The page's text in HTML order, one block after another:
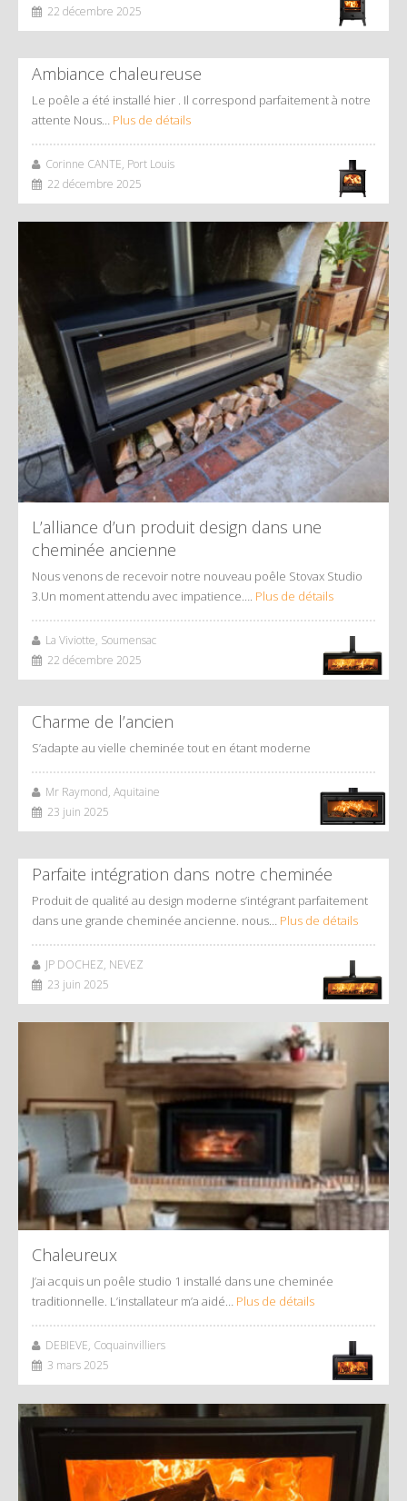
22 décembre 2025
Ambiance chaleureuse
Le poêle a été installé hier . Il correspond parfaitement à notre
attente Nous… Plus de détails
Corinne CANTE, Port Louis
22 décembre 2025
L’alliance d’un produit design dans une
cheminée ancienne
Nous venons de recevoir notre nouveau poêle Stovax Studio
3.Un moment attendu avec impatience…. Plus de détails
La Viviotte, Soumensac
22 décembre 2025
Charme de l’ancien
S’adapte au vielle cheminée tout en étant moderne
Mr Raymond, Aquitaine
23 juin 2025
Parfaite intégration dans notre cheminée
Produit de qualité au design moderne s’intégrant parfaitement
dans une grande cheminée ancienne. nous… Plus de détails
JP DOCHEZ, NEVEZ
23 juin 2025
Chaleureux
J’ai acquis un poêle studio 1 installé dans une cheminée
traditionnelle. L’installateur m’a aidé… Plus de détails
DEBIEVE, Coquainvilliers
3 mars 2025